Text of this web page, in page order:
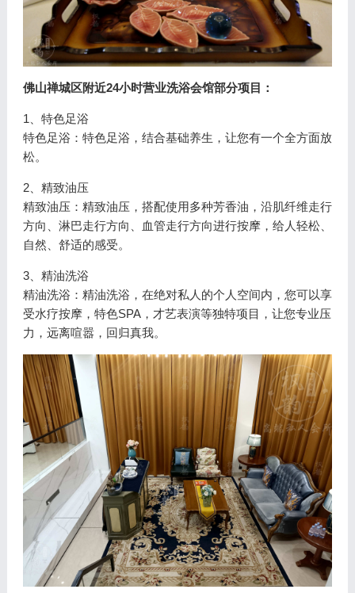
佛山禅城区附近24小时营业洗浴会馆部分项目：
1、特色足浴
特色足浴：特色足浴，结合基础养生，让您有一个全方面放
松。
2、精致油压
精致油压：精致油压，搭配使用多种芳香油，沿肌纤维走行
方向、淋巴走行方向、血管走行方向进行按摩，给人轻松、
自然、舒适的感受。
3、精油洗浴
精油洗浴：精油洗浴，在绝对私人的个人空间内，您可以享
受水疗按摩，特色SPA，才艺表演等独特项目，让您专业压
力，远离喧嚣，回归真我。